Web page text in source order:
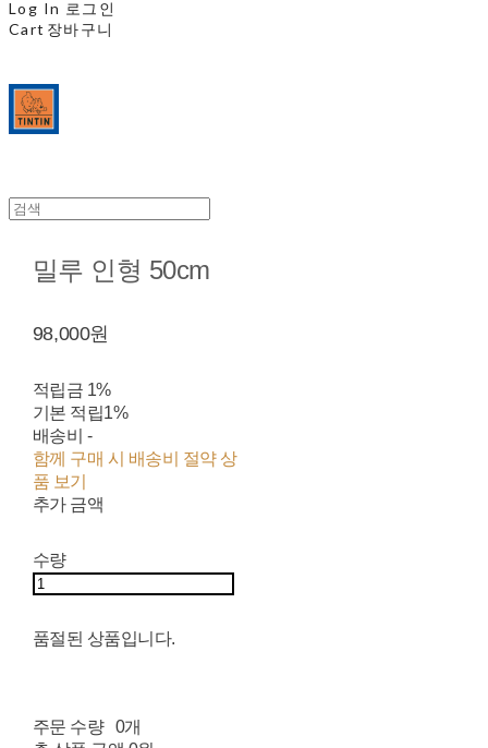
Log In 로그인
Cart 장바구니
밀루 인형 50cm
98,000원
적립금 1%
기본 적립1%
배송비 -
함께 구매 시 배송비 절약 상
품 보기
추가 금액
수량
품절된 상품입니다.
주문 수량
0개